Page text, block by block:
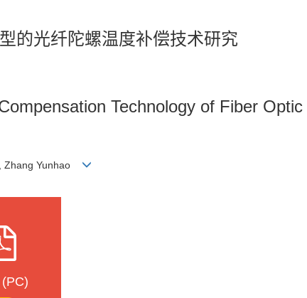
的光纤陀螺温度补偿技术研究
Technology of Fiber
Zhang Yunhao